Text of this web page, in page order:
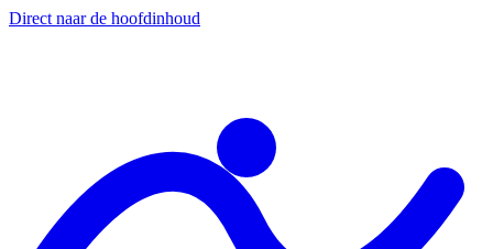
Direct naar de hoofdinhoud